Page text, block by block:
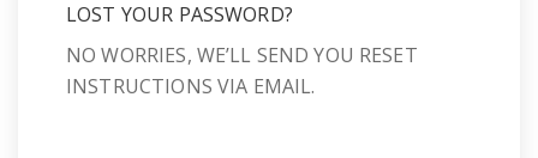
LOST YOUR PASSWORD?
NO WORRIES, WE’LL SEND YOU RESET
INSTRUCTIONS VIA EMAIL.